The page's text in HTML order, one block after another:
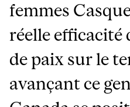
femmes
réelle efficacité
de paix sur le
avançant ce